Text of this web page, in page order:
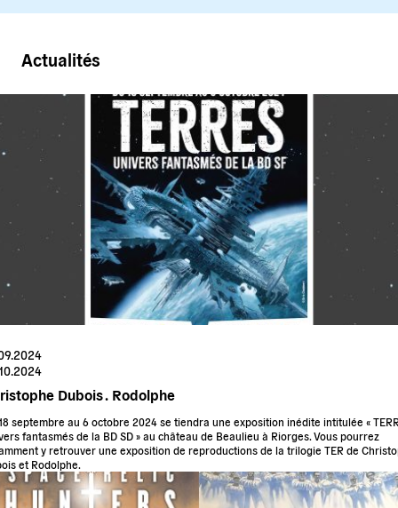
Actualités
Dubois . Rodolphe
septembre au 6 octobre 2024 se tiendra une exposition inédite intitulée «
fantasmés de la BD SD » au château de Beaulieu à Riorges. Vous pourrez
y retrouver une exposition de reproductions de la trilogie TER de
et Rodolphe.